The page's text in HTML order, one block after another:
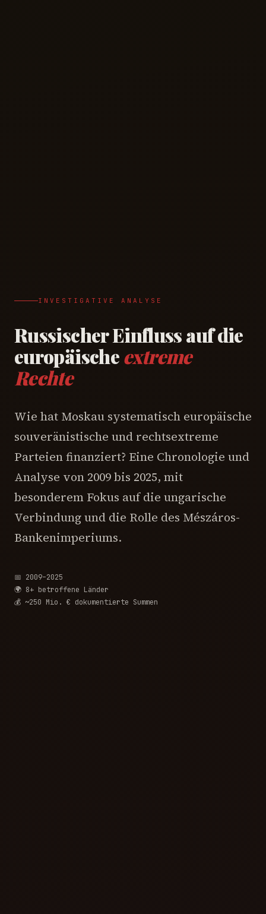
INVESTIGATIVE ANALYSE
Russischer Einfluss auf die
europäischeextreme
Rechte
Wie hat Moskau systematisch europäische
souveränistische und rechtsextreme
Parteien finanziert? Eine Chronologie und
Analyse von 2009 bis 2025, mit
besonderem Fokus auf die ungarische
Verbindung und die Rolle des Mészáros-
Bankenimperiums.
📅 2009–2025
🌍 8+ betroffene Länder
💰 ~250 Mio. € dokumentierte Summen